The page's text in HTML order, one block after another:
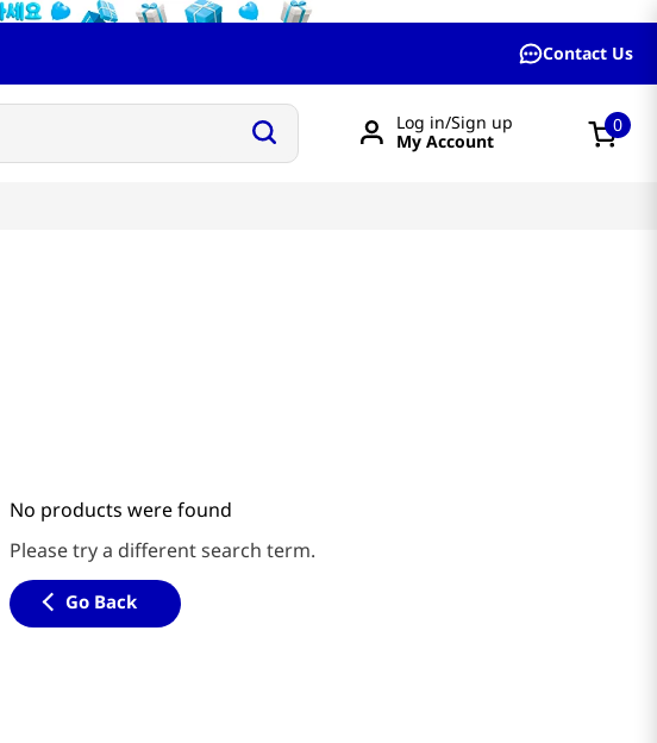
Contact Us
Log in/Sign up
My Account
0
No products were found
Please try a different search term.
Go Back